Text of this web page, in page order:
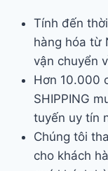
Tính đến
hàng hóa từ
vận chuyển
Hơn 10.000
SHIPPING
tuyến uy tín
Chúng tôi
cho khách